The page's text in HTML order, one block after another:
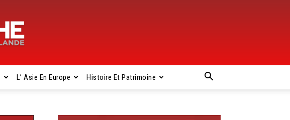
L’ Asie En Europe Histoire Et Patrimoine